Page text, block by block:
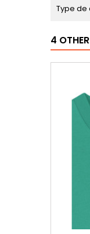
Type de
4